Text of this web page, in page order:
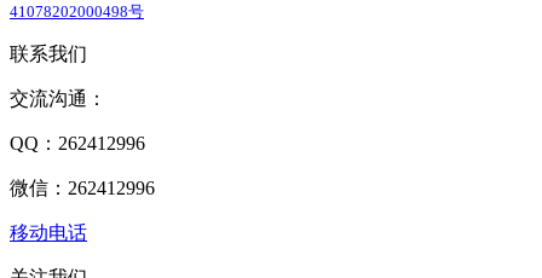
41078202000498号
联系我们
交流沟通：
QQ：262412996
微信：262412996
移动电话